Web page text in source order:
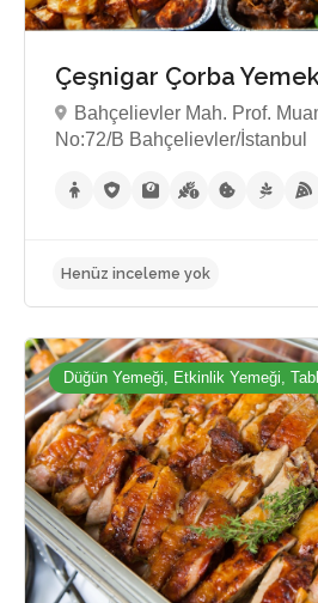
Henüz inceleme yok
Çeşnigar Çorba
Bahçelievler Mah. Prof.
No:72/B Bahçelievler/İstanbul
Düğün Yemeği, Etkinlik Yemeği,